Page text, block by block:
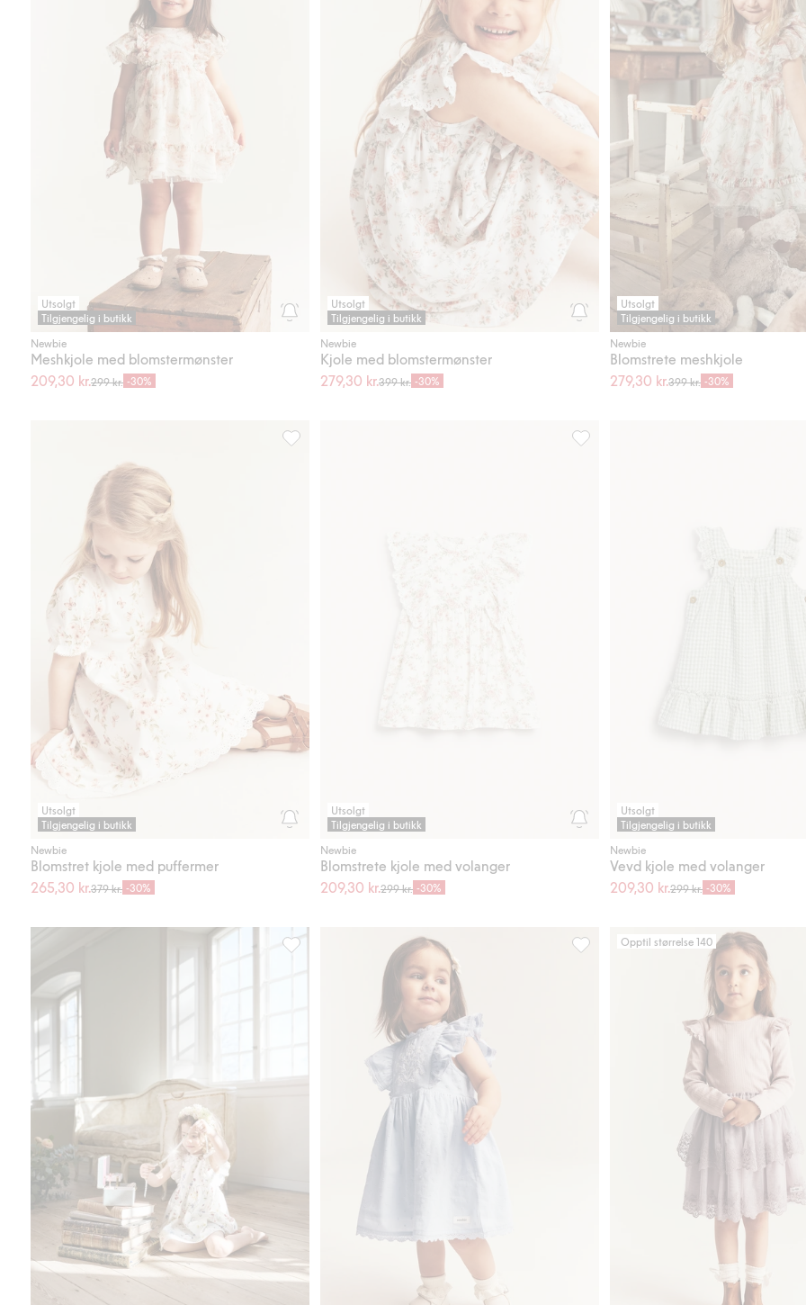
Utsolgt
Tilgjengelig i butikk
Newbie
Meshkjole med blomstermønster
209,30 kr.299 kr. -30%
Utsolgt
Tilgjengelig i butikk
Newbie
Kjole med blomstermønster
279,30 kr.399 kr. -30%
Utsolgt
Tilgjengelig i butikk
Newbie
Blomstrete meshkjole
279,30 kr.399 kr. -30%
Utsolgt
Tilgjengelig i butikk
Newbie
Blomstret kjole med puffermer
265,30 kr.379 kr. -30%
Utsolgt
Tilgjengelig i butikk
Newbie
Blomstrete kjole med volanger
209,30 kr.299 kr. -30%
Utsolgt
Tilgjengelig i butikk
Newbie
Vevd kjole med volanger
209,30 kr.299 kr. -30%
Jerseykjole med volanger, Legg til i favoriter Kjole med blomstrete brodering,
Opptil størrelse 140